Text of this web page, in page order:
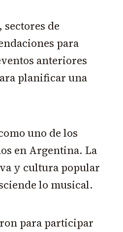
de
para
anteriores
planificar una
uno de los
en Argentina. La
y cultura popular
lo musical.
para participar